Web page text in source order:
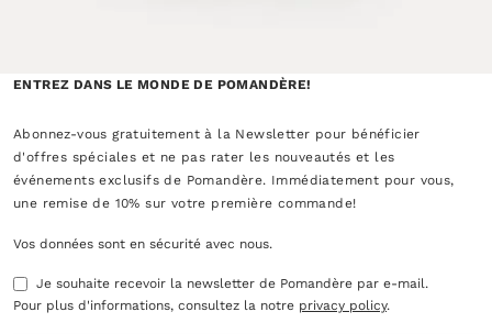
ENTREZ DANS LE MONDE DE POMANDÈRE!
Abonnez-vous gratuitement à la Newsletter pour bénéficier
d'offres spéciales et ne pas rater les nouveautés et les
événements exclusifs de Pomandère. Immédiatement pour vous,
une remise de 10% sur votre première commande!
Vos données sont en sécurité avec nous.
Je souhaite recevoir la newsletter de Pomandère par e-mail.
Pour plus d'informations, consultez la notre privacy policy.